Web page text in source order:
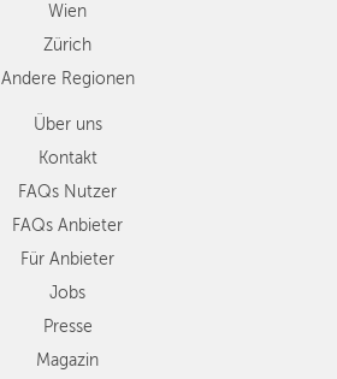
Wien
Zürich
Andere Regionen
Über uns
Kontakt
FAQs Nutzer
FAQs Anbieter
Für Anbieter
Jobs
Presse
Magazin